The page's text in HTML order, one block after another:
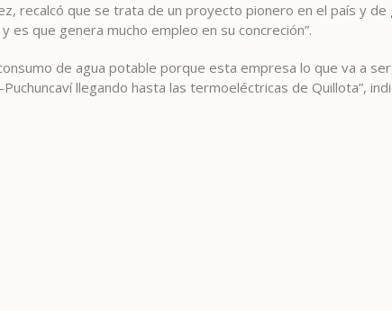
recalcó que se trata de un proyecto pionero en el país y de
que genera mucho empleo en su concreción”.
de agua potable porque esta empresa lo que va a
llegando hasta las termoeléctricas de Quillota”,